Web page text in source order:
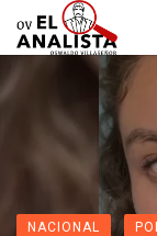
NACIONAL